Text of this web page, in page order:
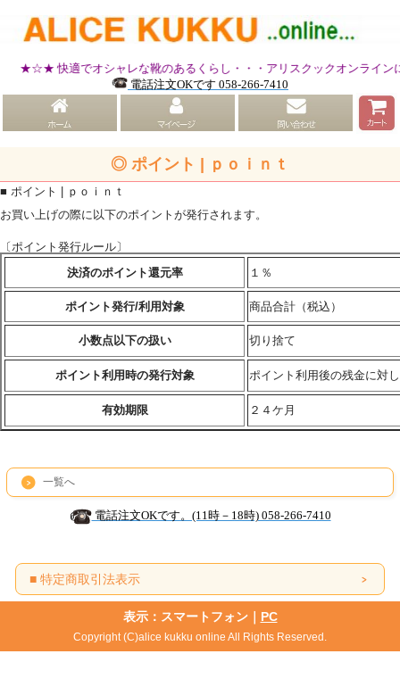
★☆★ 快適でオシャレな靴のあるくらし・・・アリスクックオンライン
電話注文OKです 058-266-7410
◎ ポイント | ｐｏｉｎｔ
■ ポイント | ｐｏｉｎｔ
お買い上げの際に以下のポイントが発行されます。
〔ポイント発行ルール〕
決済のポイント還元率
１％
ポイント発行/利用対象 商品合計（税込）
小数点以下の扱い 切り捨て
ポイント利用時の発行対象 ポイント利用後の残金に対
有効期限 ２４ケ月
一覧へ
電話注文OKです。(11時－18時) 058-266-7410
■ 特定商取引法表示
表示：スマートフォン｜ PC
Copyright (C)alice kukku online All Rights Reserved.